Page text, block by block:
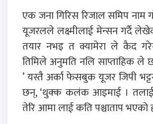
एक जना गिरिस रिजाल समिप
यूजरलले लक्ष्मीलाई मेन्सन गर्दै
तयार नभइ त क्यामेरा ले कैद
तिमिले अनुमति नलि साप्ताहिक ले
’ यस्तै अर्का फेसबुक यूजर जिपी
छन्, ‘थुक्क कलंक आइमाई । तलाई
तेरि आमा लाई कति पश्चाताप भएको